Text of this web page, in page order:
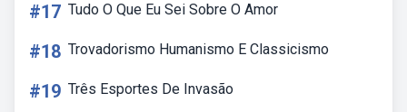
#17 Tudo O Que Eu Sei Sobre O Amor
#18 Trovadorismo Humanismo E Classicismo
#19 Três Esportes De Invasão